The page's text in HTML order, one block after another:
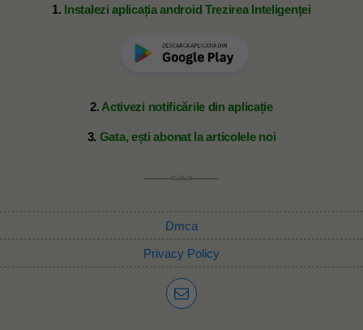
1. Instalezi aplicația android Trezirea Inteligenței
2. Activezi notificările din aplicație
3. Gata, ești abonat la articolele noi
Dmca
Privacy Policy